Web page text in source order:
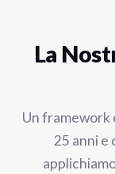
La
Un framework
25 anni e